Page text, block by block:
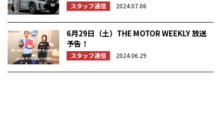
スタッフ通信 2024.07.06
6月29日（土）THE MOTOR WEEKLY 放送
予告！
スタッフ通信 2024.06.29